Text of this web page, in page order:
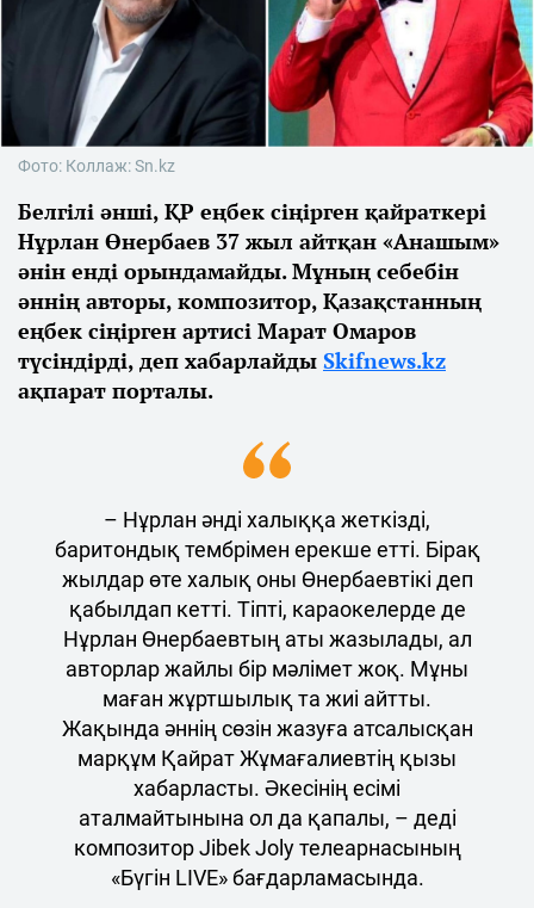
Фото: Коллаж: Sn.kz
Белгілі әнші, ҚР еңбек сіңірген қайраткері
Нұрлан Өнербаев 37 жыл айтқан «Анашым»
әнін енді орындамайды. Мұның себебін
әннің авторы, композитор, Қазақстанның
еңбек сіңірген артисі Марат Омаров
түсіндірді, деп хабарлайды Skifnews.kz
ақпарат порталы.
– Нұрлан әнді халыққа жеткізді,
баритондық тембрімен ерекше етті. Бірақ
жылдар өте халық оны Өнербаевтікі деп
қабылдап кетті. Тіпті, караокелерде де
Нұрлан Өнербаевтың аты жазылады, ал
авторлар жайлы бір мәлімет жоқ. Мұны
маған жұртшылық та жиі айтты.
Жақында әннің сөзін жазуға атсалысқан
марқұм Қайрат Жұмағалиевтің қызы
хабарласты. Әкесінің есімі
аталмайтынына ол да қапалы, – деді
композитор Jibek Joly телеарнасының
«Бүгін LIVE» бағдарламасында.